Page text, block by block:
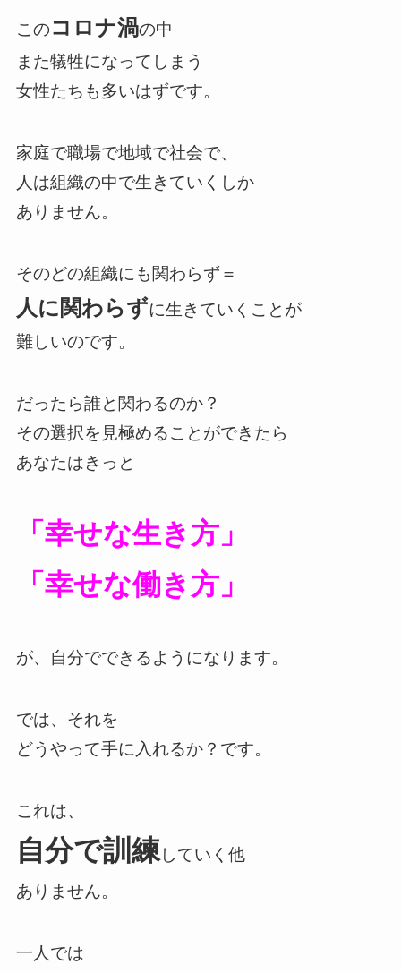
このコロナ渦の中
また犠牲になってしまう
女性たちも多いはずです。
家庭で職場で地域で社会で、
人は組織の中で生きていくしか
ありません。
そのどの組織にも関わらず＝
人に関わらずに生きていくことが
難しいのです。
だったら誰と関わるのか？
その選択を見極めることができたら
あなたはきっと
「幸せな生き方」
「幸せな働き方」
が、自分でできるようになります。
では、それを
どうやって手に入れるか？です。
これは、
自分で訓練していく他
ありません。
一人では